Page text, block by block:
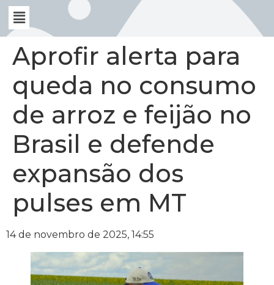
Aprofir alerta para
queda no consumo
de arroz e feijão no
Brasil e defende
expansão dos
pulses em MT
14 de novembro de 2025, 14:55